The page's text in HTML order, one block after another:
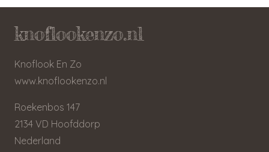
knoflookenzo.nl
Knoflook En Zo
www.knoflookenzo.nl
Roekenbos 147
2134 VD Hoofddorp
Nederland